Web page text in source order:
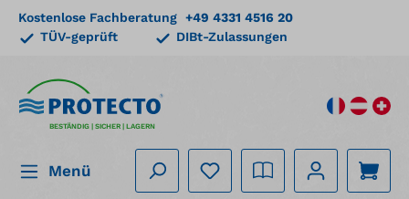
springen
Kostenlose Fachberatung +49 4331 4516 20
TÜV-geprüft
DIBt-Zulassungen
BESTÄNDIG | SICHER | LAGERN
Menü